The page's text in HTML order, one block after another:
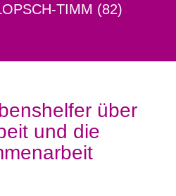
TIMM (82)
über
und die